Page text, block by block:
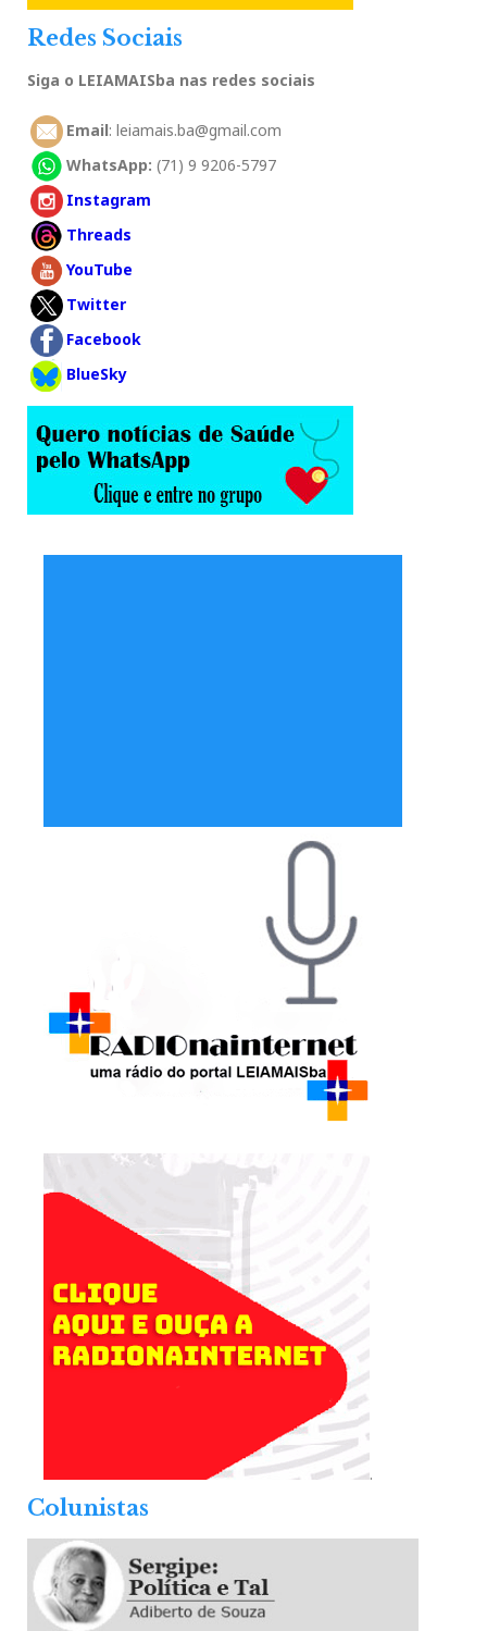
Redes Sociais
Siga o LEIAMAISba nas redes sociais
Email: leiamais.ba@gmail.com
WhatsApp: (71) 9 9206-5797
Instagram
Threads
YouTube
Twitter
Facebook
BlueSky
.
Colunistas